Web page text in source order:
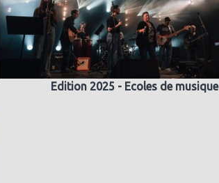
Edition 2025 - Ecoles de musique